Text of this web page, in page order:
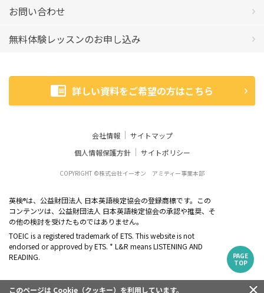
このページは Cookie（クッキー）を利用しています。
お問い合わせ
無料体験レッスンのお申し込み
PAGE
TOP
詳しい資料をご希望の方はこちら
会社情報
サイトマップ
個人情報保護方針
サイトポリシー
COPYRIGHT ©株式会社イーオン アミティー事業本部
英検®は、公益財団法人 日本英語検定協会の登録商標です。この
コンテンツは、公益財団法人 日本英語検定協会の承認や推奨、そ
の他の検討を受けたものではありません。
TOEIC is a registered trademark of ETS. This website is not
endorsed or approved by ETS. * L&R means LISTENING AND
READING.